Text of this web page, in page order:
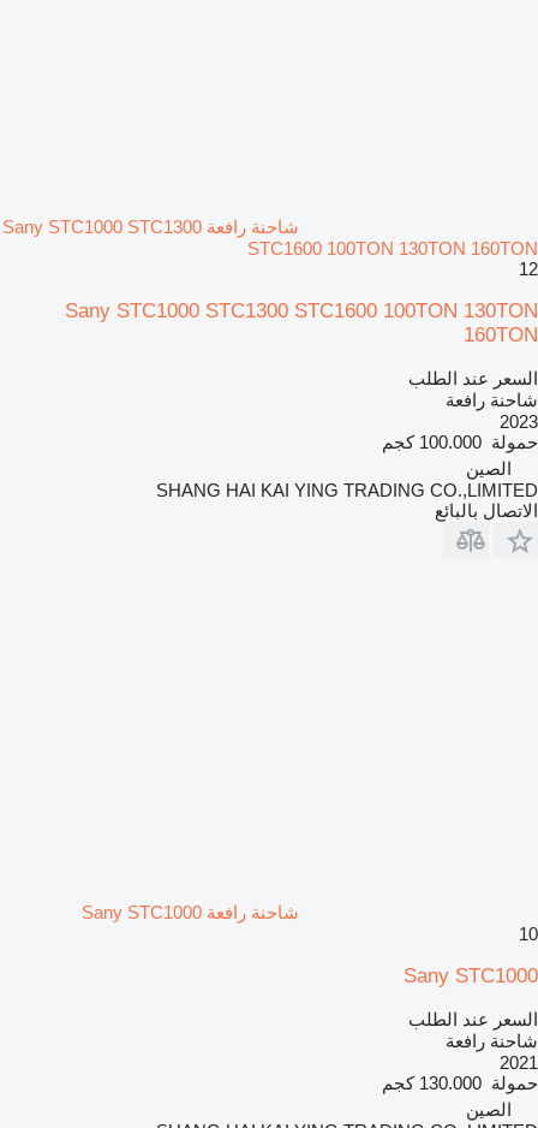
شاحنة رافعة Sany STC1000 STC1300
STC1600 100TON 130TON 160TON
12
Sany STC1000 STC1300 STC1600 100TON 130TON
160TON
السعر عند الطلب
شاحنة رافعة
2023
حمولة 100.000 كجم
الصين
SHANG HAI KAI YING TRADING CO.,LIMITED
الاتصال بالبائع
شاحنة رافعة Sany STC1000
10
Sany STC1000
السعر عند الطلب
شاحنة رافعة
2021
حمولة 130.000 كجم
الصين